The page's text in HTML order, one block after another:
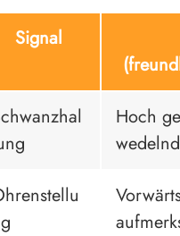
Signal
Hoch
wedelnd